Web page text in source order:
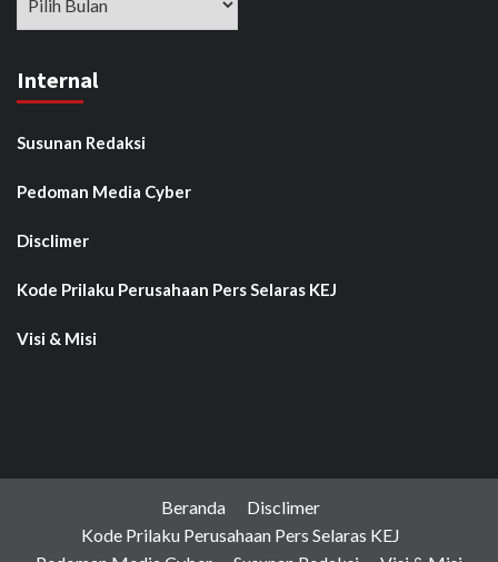
Internal
Susunan Redaksi
Pedoman Media Cyber
Disclimer
Kode Prilaku Perusahaan Pers Selaras KEJ
Visi & Misi
Beranda
Disclimer
Kode Prilaku Perusahaan Pers Selaras KEJ